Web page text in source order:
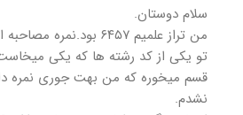
سلام دوستان.
من تراز علمیم ۶۴۵۷ بود.نمره مصاحبه ام ۵۱.
تو یکی از کد رشته ها که یکی
قسم میخوره که من بهت جوری نمره
نشدم.